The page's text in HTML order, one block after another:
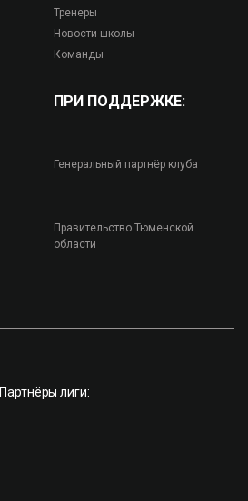
Тренеры
Новости школы
Команды
ПРИ ПОДДЕРЖКЕ:
Генеральный партнёр клуба
Правительство Тюменской
области
Партнёры лиги: